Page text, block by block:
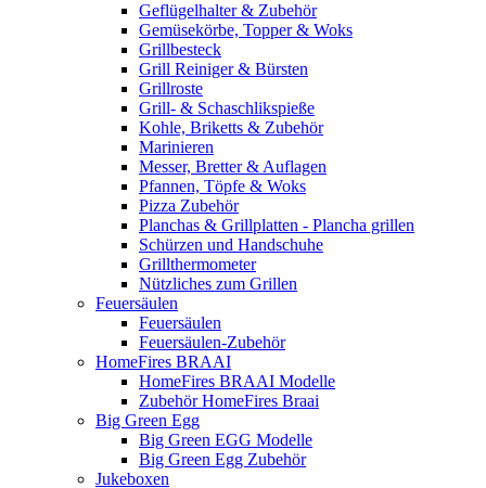
Geflügelhalter & Zubehör
Gemüsekörbe, Topper & Woks
Grillbesteck
Grill Reiniger & Bürsten
Grillroste
Grill- & Schaschlikspieße
Kohle, Briketts & Zubehör
Marinieren
Messer, Bretter & Auflagen
Pfannen, Töpfe & Woks
Pizza Zubehör
Planchas & Grillplatten - Plancha grillen
Schürzen und Handschuhe
Grillthermometer
Nützliches zum Grillen
Feuersäulen
Feuersäulen
Feuersäulen-Zubehör
HomeFires BRAAI
HomeFires BRAAI Modelle
Zubehör HomeFires Braai
Big Green Egg
Big Green EGG Modelle
Big Green Egg Zubehör
Jukeboxen